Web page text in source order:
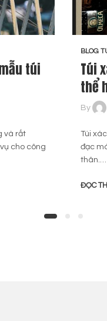
túi
và rất
cho công
BLOG
Túi
thể
By
Túi
đạc
thân.…
ĐỌC